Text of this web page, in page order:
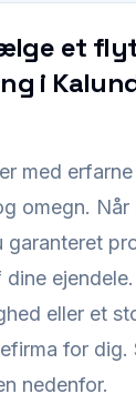
et
i
med
omegn.
garanteret
dine
eller et
for dig.
nedenfor.